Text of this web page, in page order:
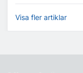
Visa fler artiklar